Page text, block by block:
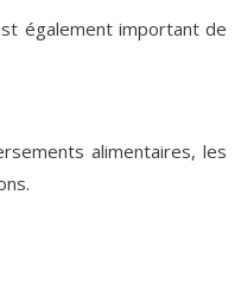
également important de
alimentaires, les